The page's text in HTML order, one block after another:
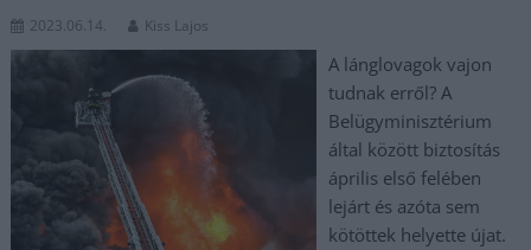
2023.06.14. Kiss Lajos
A lánglovagok vajon
tudnak erről? A
Belügyminisztérium
által között biztosítás
április első felében
lejárt és azóta sem
kötöttek helyette újat.